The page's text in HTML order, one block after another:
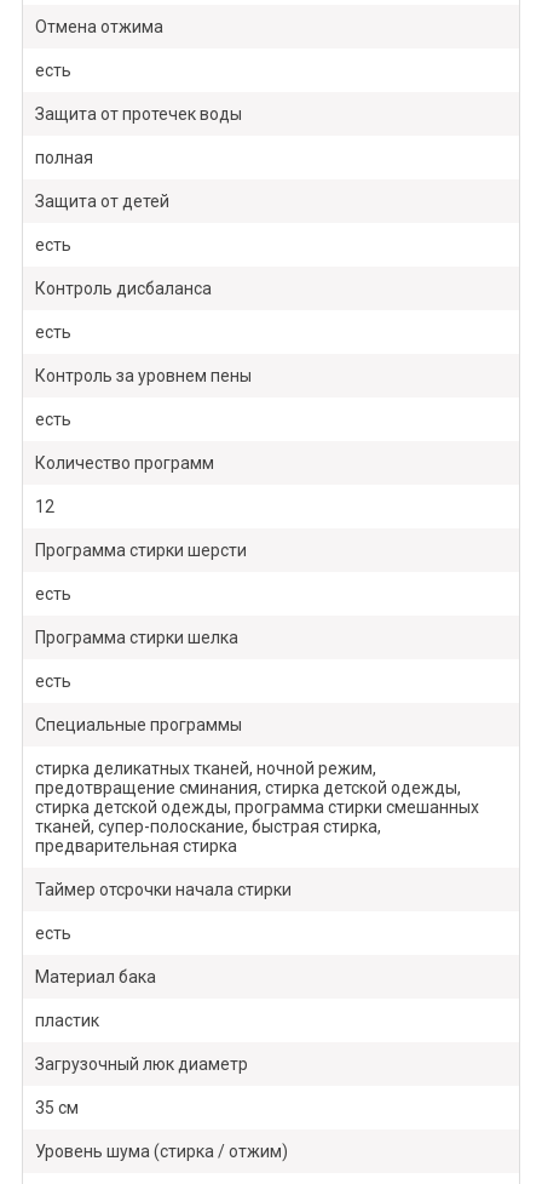
Отмена отжима
есть
Защита от протечек воды
полная
Защита от детей
есть
Контроль дисбаланса
есть
Контроль за уровнем пены
есть
Количество программ
12
Программа стирки шерсти
есть
Программа стирки шелка
есть
Специальные программы
стирка деликатных тканей, ночной режим,
предотвращение сминания, стирка детской одежды,
стирка детской одежды, программа стирки смешанных
тканей, супер-полоскание, быстрая стирка,
предварительная стирка
Таймер отсрочки начала стирки
есть
Материал бака
пластик
Загрузочный люк диаметр
35 см
Уровень шума (стирка / отжим)